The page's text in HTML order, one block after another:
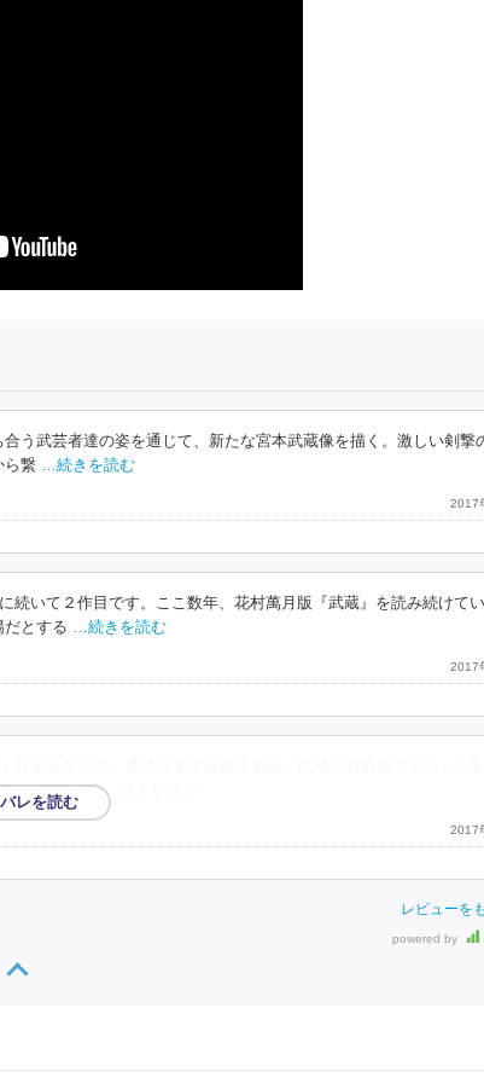
う武芸者達の姿を通じて、新たな宮本武蔵像を描く。激しい剣撃
ら繋
…続きを読む
2017
いて２作目です。ここ数年、花村萬月版『武蔵』を読み続けて
だとする …続きを読む
2017
時に武蔵の両 …続きを読む
2017
レビューを
powered by